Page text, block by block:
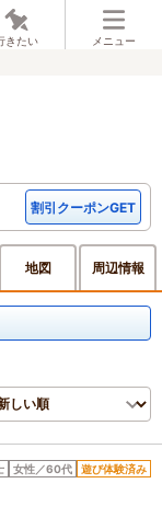
きたい メニュー
割引クーポンGET
地図 周辺情報
女性／60代 遊び体験済み